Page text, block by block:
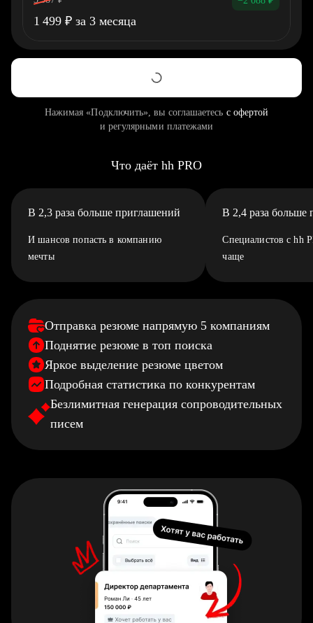
1 499 ₽ за 3 месяца
Нажимая «Подключить», вы соглашаетесь с офертой
и регулярными платежами
Что даёт hh PRO
В 2,3 раза больше приглашений
И шансов попасть в компанию
мечты
В 2,4 раза больше
Специалистов с hh
чаще
Отправка резюме напрямую 5 компаниям
Поднятие резюме в топ поиска
Яркое выделение резюме цветом
Подробная статистика по конкурентам
Безлимитная генерация сопроводительных
писем